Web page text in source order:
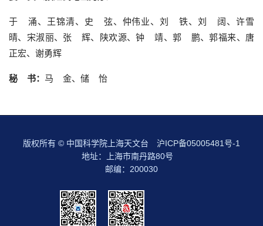
于 涌、王锦清、史 弦、仲伟业、刘 铁、刘 阔、许雪
晴、宋淑丽、张 辉、陕欢源、钟 靖、郭 鹏、郭福来、唐
正宏、谢勇辉
秘 书： 马 金、储 怡
版权所有 © 中国科学院上海天文台 沪ICP备05005481号-1
地址：上海市南丹路80号
邮编：200030